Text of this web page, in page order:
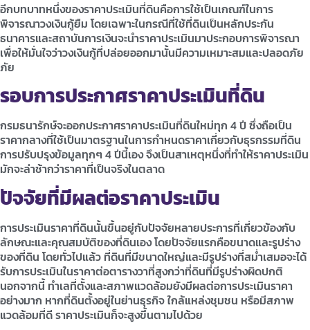
อีกบทบาทหนึ่งของราคาประเมินที่ดินคือการใช้เป็นเกณฑ์ในการ
พิจารณาวงเงินกู้ยืม โดยเฉพาะในกรณีที่ใช้ที่ดินเป็นหลักประกัน
ธนาคารและสถาบันการเงินจะนำราคาประเมินมาประกอบการพิจารณา
เพื่อให้มั่นใจว่าวงเงินกู้ที่ปล่อยออกมานั้นมีความเหมาะสมและปลอดภัย
ภัย
รอบการประกาศราคาประเมินที่ดิน
กรมธนารักษ์จะออกประกาศราคาประเมินที่ดินใหม่ทุก 4 ปี ซึ่งถือเป็น
ราคากลางที่ใช้เป็นมาตรฐานในการกำหนดราคาเกี่ยวกับธุรกรรมที่ดิน
การปรับปรุงข้อมูลทุกๆ 4 ปีนี้เอง จึงเป็นสาเหตุหนึ่งที่ทำให้ราคาประเมิน
มักจะล่าช้ากว่าราคาที่เป็นจริงในตลาด
ปัจจัยที่มีผลต่อราคาประเมิน
การประเมินราคาที่ดินนั้นขึ้นอยู่กับปัจจัยหลายประการที่เกี่ยวข้องกับ
ลักษณะและคุณสมบัติของที่ดินเอง โดยปัจจัยแรกคือขนาดและรูปร่าง
ของที่ดิน โดยทั่วไปแล้ว ที่ดินที่มีขนาดใหญ่และมีรูปร่างที่สม่ำเสมอจะได้
รับการประเมินในราคาต่อตารางวาที่สูงกว่าที่ดินที่มีรูปร่างผิดปกติ
นอกจากนี้ ทำเลที่ตั้งและสภาพแวดล้อมยังมีผลต่อการประเมินราคา
อย่างมาก หากที่ดินตั้งอยู่ในย่านธุรกิจ ใกล้แหล่งชุมชน หรือมีสภาพ
แวดล้อมที่ดี ราคาประเมินก็จะสูงขึ้นตามไปด้วย